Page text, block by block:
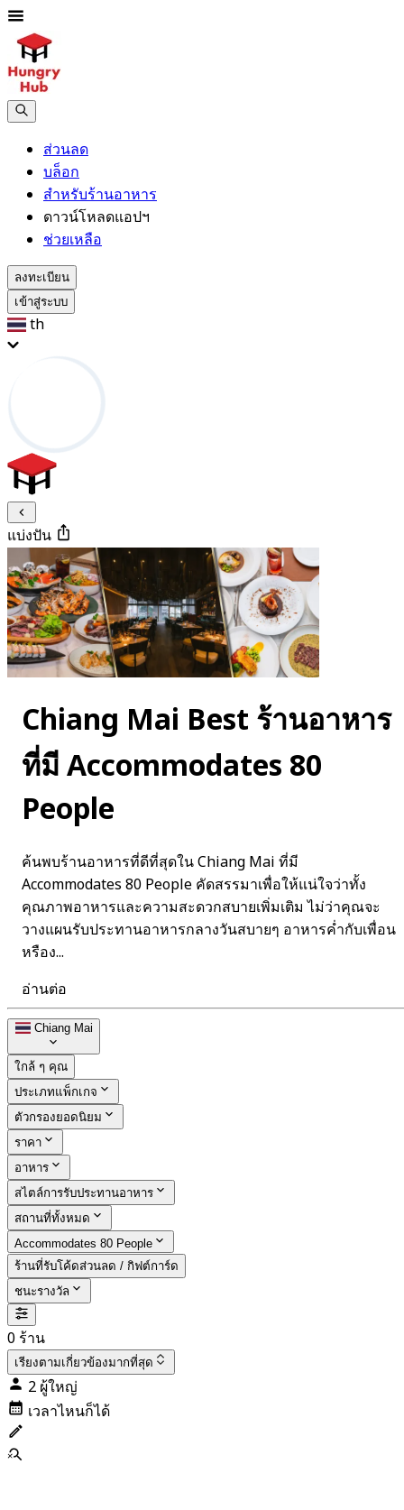
ส่วนลด
บล็อก
สำหรับร้านอาหาร
ดาวน์โหลดแอปฯ
ช่วยเหลือ
ลงทะเบียน
เข้าสู่ระบบ
th
แบ่งปัน
Chiang Mai Best ร้านอาหาร
ที่มี Accommodates 80
People
ค้นพบร้านอาหารที่ดีที่สุดใน Chiang Mai ที่มี
Accommodates 80 People คัดสรรมาเพื่อให้แน่ใจว่าทั้ง
คุณภาพอาหารและความสะดวกสบายเพิ่มเติม ไม่ว่าคุณจะ
วางแผนรับประทานอาหารกลางวันสบายๆ อาหารค่ำกับเพื่อน
หรือง...
อ่านต่อ
Chiang Mai
ใกล้ ๆ คุณ
ประเภทแพ็กเกจ
ตัวกรองยอดนิยม
ราคา
อาหาร
สไตล์การรับประทานอาหาร
สถานที่ทั้งหมด
Accommodates 80 People
ร้านที่รับโค้ดส่วนลด / กิฟต์การ์ด
ชนะรางวัล
0 ร้าน
เรียงตามเกี่ยวข้องมากที่สุด
2 ผู้ใหญ่
เวลาไหนก็ได้